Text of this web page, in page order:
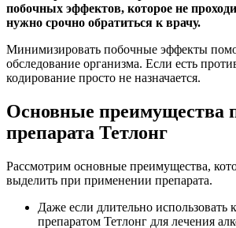
побочных эффектов, которое не
нужно срочно обратиться к врачу.
Минимизировать побочные эффекты
обследование организма. Если есть
кодирование просто не назначается.
Основные преимущества
препарата Тетлонг
Рассмотрим основные преимущества,
выделить при применении препарата.
Даже если длительно использовать
препаратом Тетлонг для лечения